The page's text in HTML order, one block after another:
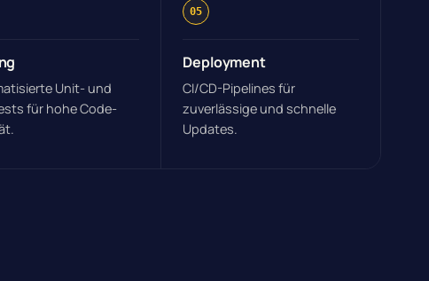
Unit- und
für hohe Code-
05
Deployment
CI/CD-Pipelines für
zuverlässige und schnelle
Updates.